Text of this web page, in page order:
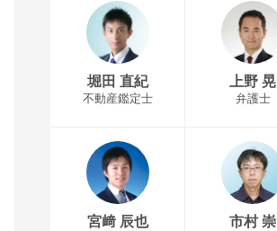
堀田 直紀
不動産鑑定士
上野 晃
弁護士
宮﨑 辰也 市村 崇